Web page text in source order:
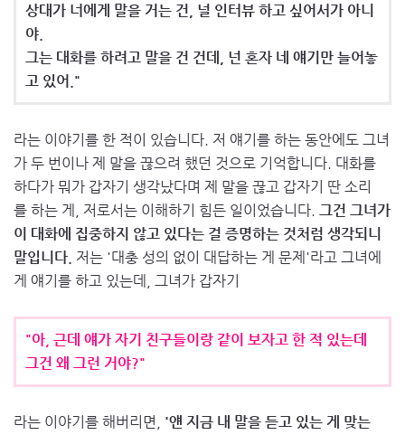
상대가 너에게 말을 거는 건, 널 인터뷰 하고 싶어서가 아니
야.
그는 대화를 하려고 말을 건 건데, 넌 혼자 네 얘기만 늘어놓
고 있어."
라는 이야기를 한 적이 있습니다. 저 얘기를 하는 동안에도 그녀
가 두 번이나 제 말을 끊으려 했던 것으로 기억합니다. 대화를
하다가 뭐가 갑자기 생각났다며 제 말을 끊고 갑자기 딴 소리
를 하는 게, 저로서는 이해하기 힘든 일이었습니다. 그건 그녀가
이 대화에 집중하지 않고 있다는 걸 증명하는 것처럼 생각되니
말입니다. 저는 '대충 성의 없이 대답하는 게 문제'라고 그녀에
게 얘기를 하고 있는데, 그녀가 갑자기
"아, 근데 얘가 자기 친구들이랑 같이 보자고 한 적 있는데
그건 왜 그런 거야?"
라는 이야기를 해버리면, '얜 지금 내 말을 듣고 있는 게 맞는